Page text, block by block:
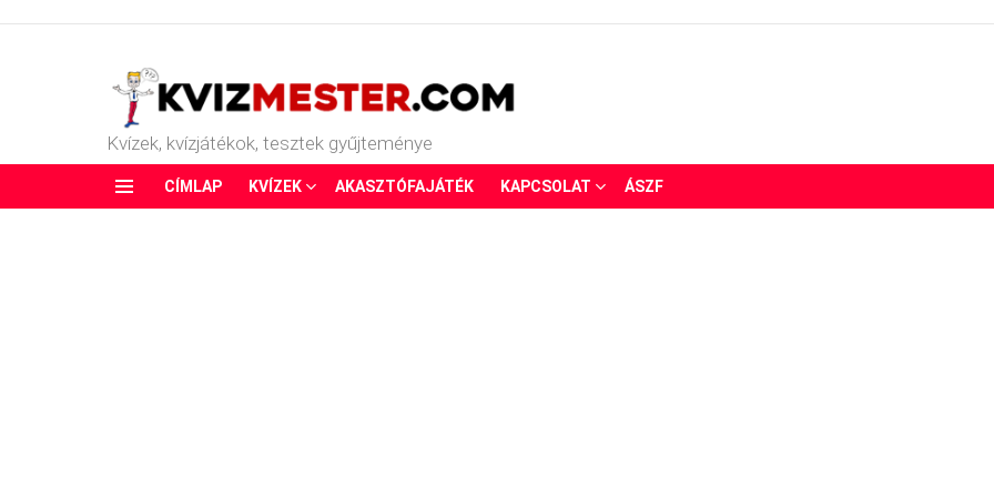
Kvízek, kvízjátékok, tesztek gyűjteménye
CÍMLAP KVÍZEK AKASZTÓFAJÁTÉK KAPCSOLAT ÁSZF